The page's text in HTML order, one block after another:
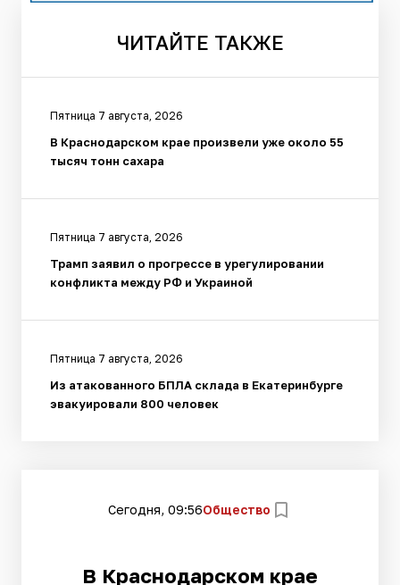
ЧИТАЙТЕ ТАКЖЕ
Пятница 7 августа, 2026
В Краснодарском крае произвели уже около 55
тысяч тонн сахара
Пятница 7 августа, 2026
Трамп заявил о прогрессе в урегулировании
конфликта между РФ и Украиной
Пятница 7 августа, 2026
Из атакованного БПЛА склада в Екатеринбурге
эвакуировали 800 человек
Сегодня, 09:56Общество
В Краснодарском крае